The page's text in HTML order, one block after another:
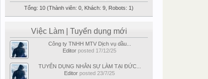
Tổng: 10 (Thành viên: 0, Khách: 9, Robots: 1)
Việc Làm | Tuyển dụng mới
Công ty TNHH MTV Dịch vụ dầu...
Editor posted 17/12/25
TUYỂN DỤNG NHÂN SỰ LÀM TẠI ĐỨC...
Editor posted 23/7/25